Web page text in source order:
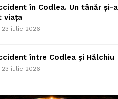
în Codlea. Un tânăr și-a
viața
23 iulie 2026
între Codlea și Hălchiu
23 iulie 2026